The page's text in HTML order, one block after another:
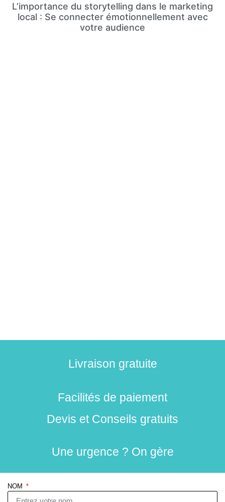
L’importance du storytelling dans le marketing
local : Se connecter émotionnellement avec
votre audience
Livraison gratuite
Facilités de paiement
Devis et Conseils gratuits
Une urgence ? On gère
NOM